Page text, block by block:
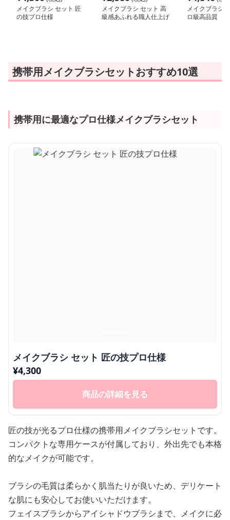
メイクブラシ セット 匠
の技プロ仕様
メイクブラシ セット 高
級感あふれる職人仕上げ
メイクブラシ
ロ級高品質
携帯用メイクブラシセットおすすめ10選
携帯用に最適なプロ仕様メイクブラシセット
メイクブラシ セット 匠の技プロ仕様
¥4,300
商品の詳細を見る
匠の技が光るプロ仕様の携帯用メイクブラシセットです。
コンパクトな専用ケースが付属しており、外出先でも本格
的なメイクが可能です。
ブラシの毛質は柔らかく肌当たりが良いため、デリケート
な肌にも安心してお使いいただけます。
フェイスブラシからアイシャドウブラシまで、メイクに必